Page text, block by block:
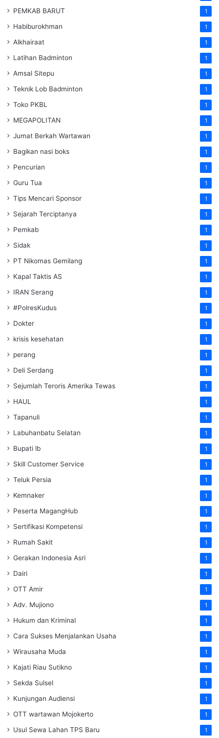
PEMKAB BARUT 1
Habiburokhman 1
Alkhairaat 1
Latihan Badminton 1
Amsal Sitepu 1
Teknik Lob Badminton 1
Toko PKBL 1
MEGAPOLITAN 1
Jumat Berkah Wartawan 1
Bagikan nasi boks 1
Pencurian 1
Guru Tua 1
Tips Mencari Sponsor 1
Sejarah Terciptanya 1
Pemkab 1
Sidak 1
PT Nikomas Gemilang 1
Kapal Taktis AS 1
IRAN Serang 1
#PolresKudus 1
Dokter 1
krisis kesehatan 1
perang 1
Deli Serdang 1
Sejumlah Teroris Amerika Tewas 1
HAUL 1
Tapanuli 1
Labuhanbatu Selatan 1
Bupati lb 1
Skill Customer Service 1
Teluk Persia 1
Kemnaker 1
Peserta MagangHub 1
Sertifikasi Kompetensi 1
Rumah Sakit 1
Gerakan Indonesia Asri 1
Dairi 1
OTT Amir 1
Adv. Mujiono 1
Hukum dan Kriminal 1
Cara Sukses Menjalankan Usaha 1
Wirausaha Muda 1
Kajati Riau Sutikno 1
Sekda Sulsel 1
Kunjungan Audiensi 1
OTT wartawan Mojokerto 1
Usul Sewa Lahan TPS Baru 1